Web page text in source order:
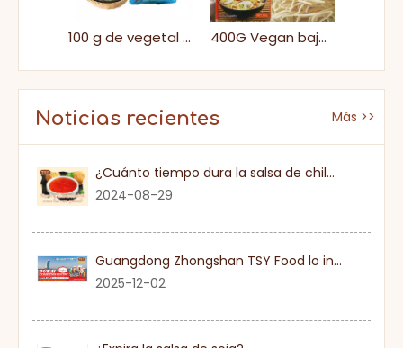
100 g de vegetal vegano masticable vermicelli 400G Vegan bajo grasa seca seca sana halal fideos instantáneos
Noticias recientes Más >>
¿Cuánto tiempo dura la salsa de chile dulce una vez que se abre?
2024-08-29
Guangdong Zhongshan TSY Food lo invita sinceramente a visitar la Exposición Gulfood de Dubai 2026
2025-12-02